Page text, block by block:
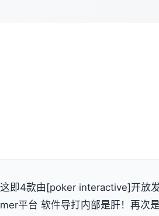
即4款由[poker interactive]开放
平台 软件导打内部是肝！再次